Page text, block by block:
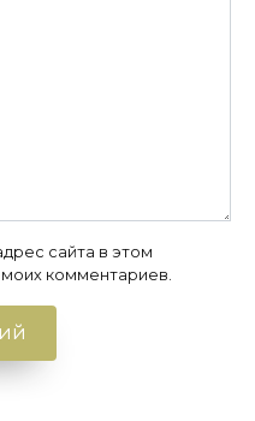
сайта в этом
комментариев.